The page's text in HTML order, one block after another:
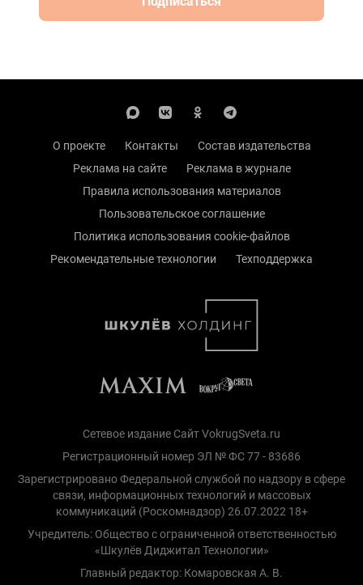
О проекте Контакты
Состав издательства
Реклама на сайте
Реклама в журнале
Правила использования материалов
Пользовательское соглашение
Политика использования cookie-файлов
Рекомендательные технологии
Техподдержка
Сетевое издание Сайт VokrugSveta.ru
Регистрационный номер ЭЛ № ФС 77 - 83686
Зарегистрировано Федеральной службой по надзору в сфере
связи, информационных технологий и массовых
коммуникаций (Роскомнадзор) 26.07.2022 18+
Учредитель: Общество с ограниченной ответственностью
«Шкулёв Диджитал Технологии»
Главный редактор: Комаровская А. В.